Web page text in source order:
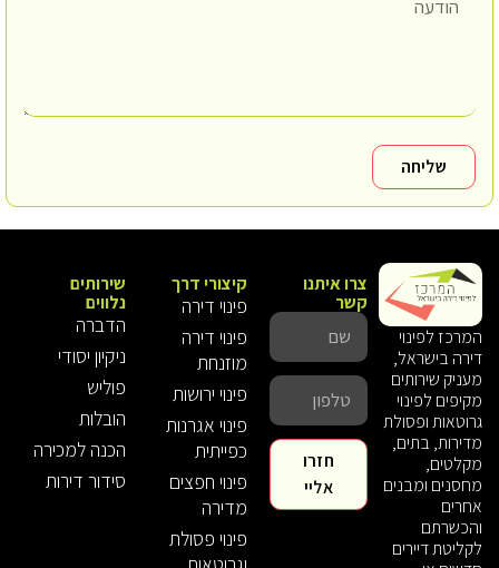
שליחה
המרכז לפינוי
דירה בישראל,
מעניק שירותים
מקיפים לפינוי
גרוטאות ופסולת
מדירות, בתים,
מקלטים,
מחסנים ומבנים
אחרים
והכשרתם
לקליטת דיירים
קיצורי דרך
פינוי דירה
פינוי דירה
מוזנחת
פינוי ירושות
פינוי אגרנות
כפייתית
פינוי חפצים
מדירה
פינוי פסולת
שירותים
נלווים
הדברה
ניקיון יסודי
פוליש
הובלות
הכנה למכירה
סידור דירות
צרו איתנו
קשר
חזרו
אליי